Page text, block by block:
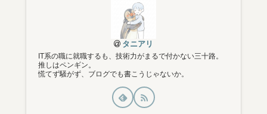
タニアリ
IT系の職に就職するも、技術力がまるで付かない三十路。
推しはペンギン。
慌てず騒がず、ブログでも書こうじゃないか。